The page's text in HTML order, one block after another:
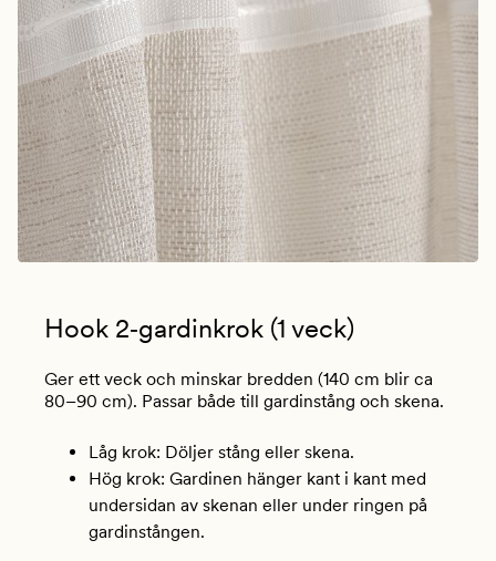
Hook 2‑gardinkrok (1 veck)
Ger ett veck och minskar bredden (140 cm blir ca
80–90 cm). Passar både till gardinstång och skena.
Låg krok: Döljer stång eller skena.
Hög krok: Gardinen hänger kant i kant med
undersidan av skenan eller under ringen på
gardinstången.